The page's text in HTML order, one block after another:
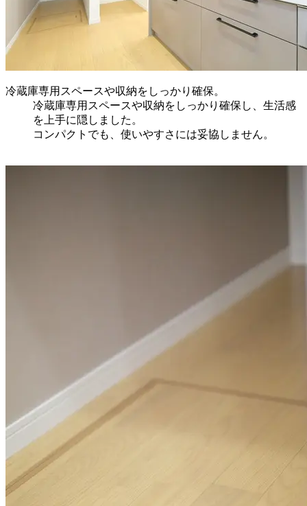
冷蔵庫専用スペースや収納をしっかり確保。
冷蔵庫専用スペースや収納をしっかり確保し、生活感
を上手に隠しました。
コンパクトでも、使いやすさには妥協しません。